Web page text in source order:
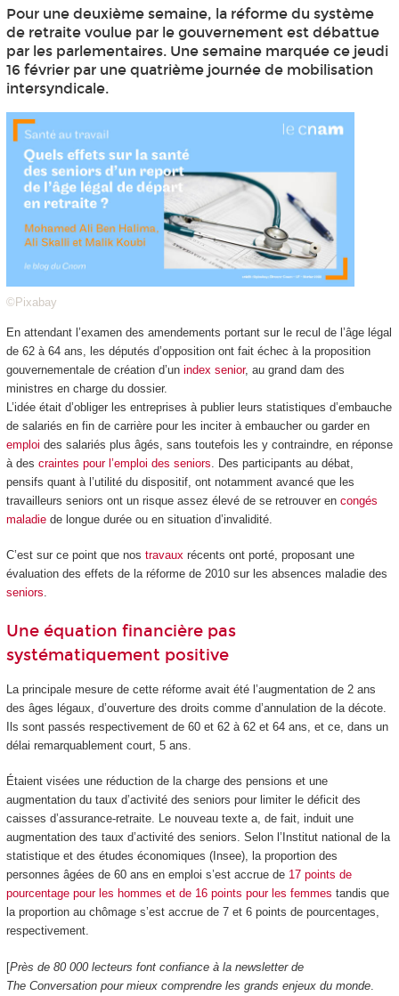
Pour une deuxième semaine, la réforme du système
de retraite voulue par le gouvernement est débattue
par les parlementaires. Une semaine marquée ce jeudi
16 février par une quatrième journée de mobilisation
intersyndicale.
©Pixabay
En attendant l’examen des amendements portant sur le recul de l’âge légal
de 62 à 64 ans, les députés d’opposition ont fait échec à la proposition
gouvernementale de création d’un index senior, au grand dam des
ministres en charge du dossier.
L’idée était d’obliger les entreprises à publier leurs statistiques d’embauche
de salariés en fin de carrière pour les inciter à embaucher ou garder en
emploi des salariés plus âgés, sans toutefois les y contraindre, en réponse
à des craintes pour l’emploi des seniors . Des participants au débat,
pensifs quant à l’utilité du dispositif, ont notamment avancé que les
travailleurs seniors ont un risque assez élevé de se retrouver en congés
maladiede longue durée ou en situation d’invalidité.
C’est sur ce point que nos travauxrécents ont porté, proposant une
évaluation des effets de la réforme de 2010 sur les absences maladie des
seniors.
Une équation financière pas
systématiquement positive
La principale mesure de cette réforme avait été l’augmentation de 2 ans
des âges légaux, d’ouverture des droits comme d’annulation de la décote.
Ils sont passés respectivement de 60 et 62 à 62 et 64 ans, et ce, dans un
délai remarquablement court, 5 ans.
Étaient visées une réduction de la charge des pensions et une
augmentation du taux d’activité des seniors pour limiter le déficit des
caisses d’assurance-retraite. Le nouveau texte a, de fait, induit une
augmentation des taux d’activité des seniors. Selon l’Institut national de la
statistique et des études économiques (Insee), la proportion des
personnes âgées de 60 ans en emploi s’est accrue de 17 points de
pourcentage pour les hommes et de 16 points pour les femmes tandis que
la proportion au chômage s’est accrue de 7 et 6 points de pourcentages,
respectivement.
[Près de 80 000 lecteurs font confiance à la newsletter de
The Conversation pour mieux comprendre les grands enjeux du monde.